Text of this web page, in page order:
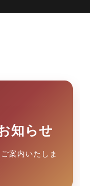
知らせ
案内いたしま